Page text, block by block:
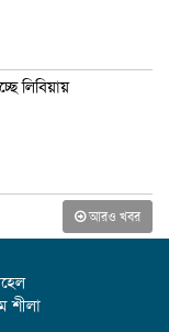
লিবিয়ায়
আরও খবর
শীলা